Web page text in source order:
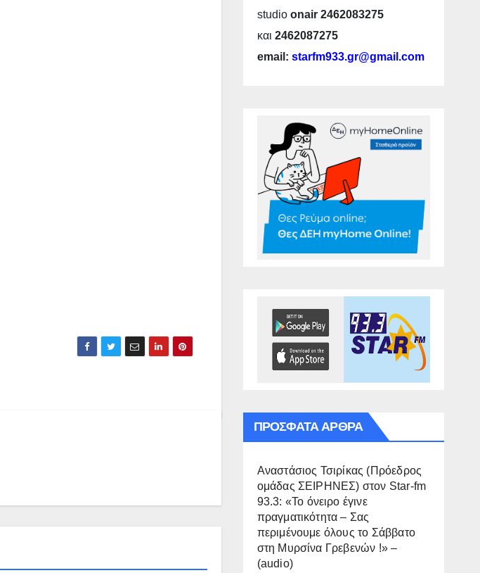
studio onair 2462083275
και 2462087275
email: starfm933.gr@gmail.com
ΠΡΌΣΦΑΤΑ ΆΡΘΡΑ
Αναστάσιος Τσιρίκας (Πρόεδρος
ομάδας ΣΕΙΡΗΝΕΣ) στον Star-fm
93.3: «Το όνειρο έγινε
πραγματικότητα – Σας
περιμένουμε όλους το Σάββατο
στη Μυρσίνα Γρεβενών !» –
(audio)